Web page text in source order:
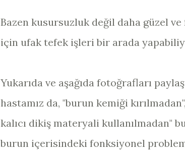
Bazen kusursuzluk değil daha güzel
için ufak tefek işleri bir arada
Yukarıda ve aşağıda fotoğrafları
hastamız da, "burun kemiği
kalıcı dikiş materyali kullanılmadan"
burun içerisindeki fonksiyonel